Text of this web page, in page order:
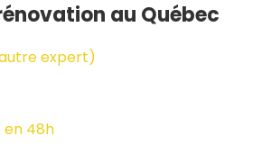
au Québec
expert)
en 48h